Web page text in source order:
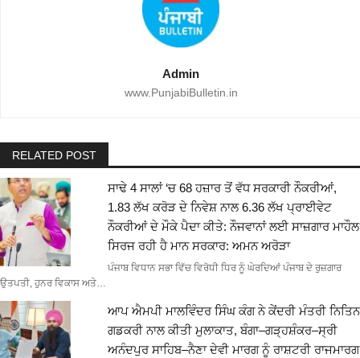
Admin
www.PunjabiBulletin.in
RELATED POST
ਸਾਢੇ 4 ਸਾਲਾਂ ‘ਚ 68 ਹਜ਼ਾਰ ਤੋਂ ਵੱਧ ਸਰਕਾਰੀ ਨੌਕਰੀਆਂ,
1.83 ਲੱਖ ਕਰੋੜ ਦੇ ਨਿਵੇਸ਼ ਨਾਲ 6.36 ਲੱਖ ਪ੍ਰਾਈਵੇਟ
ਨੌਕਰੀਆਂ ਦੇ ਮੌਕੇ ਪੈਦਾ ਕੀਤੇ: ਨੌਜਵਾਨਾਂ ਲਈ ਸਾਜ਼ਗਾਰ ਮਾਹੌਲ
ਸਿਰਜ ਰਹੀ ਹੈ ਮਾਨ ਸਰਕਾਰ: ਅਮਨ ਅਰੋੜਾ
ਪੰਜਾਬ ਵਿਧਾਨ ਸਭਾ ਵਿੱਚ ਵਿਰੋਧੀ ਧਿਰ ਨੂੰ ਘੇਰਦਿਆਂ ਪੰਜਾਬ ਦੇ ਰੁਜ਼ਗਾਰ
ਉਤਪਤੀ, ਹੁਨਰ ਵਿਕਾਸ ਅਤੇ…
ਆਪ ਐਮਪੀ ਮਾਲਵਿੰਦਰ ਸਿੰਘ ਕੰਗ ਨੇ ਕੇਂਦਰੀ ਮੰਤਰੀ ਨਿਤਿਨ
ਗਡਕਰੀ ਨਾਲ ਕੀਤੀ ਮੁਲਾਕਾਤ, ਬੰਗਾ–ਗੜ੍ਹਸ਼ੰਕਰ–ਸ੍ਰੀ
ਅਨੰਦਪੁਰ ਸਾਹਿਬ–ਨੈਣਾ ਦੇਵੀ ਮਾਰਗ ਨੂੰ ਰਾਸ਼ਟਰੀ ਰਾਜਮਾਰਗ